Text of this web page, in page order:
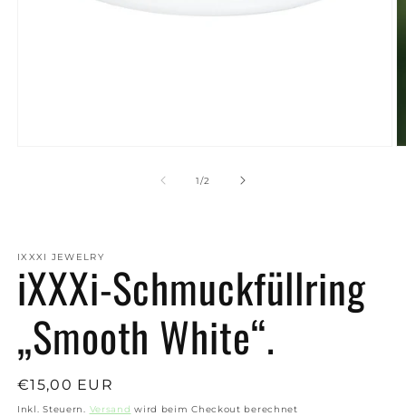
1/von
2
IXXXI JEWELRY
iXXXi-Schmuckfüllring
„Smooth White“.
Normaler
Preis
€15,00 EUR
Inkl. Steuern. Versand wird beim Checkout berechnet